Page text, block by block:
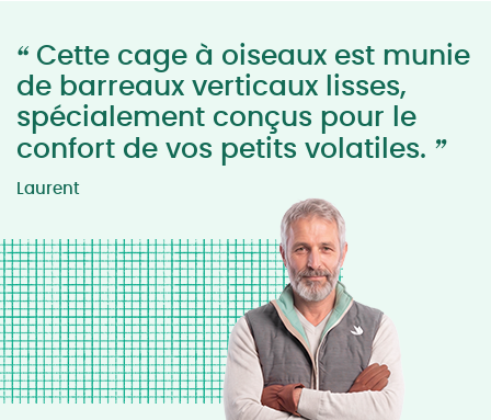
“ Cette cage à oiseaux est munie
de barreaux verticaux lisses,
spécialement conçus pour le
confort de vos petits volatiles. ”
Laurent